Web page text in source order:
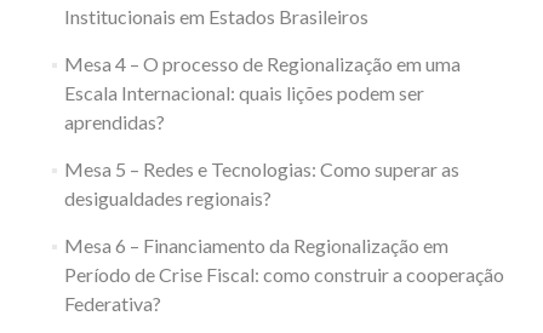
Institucionais em Estados Brasileiros
Mesa 4 – O processo de Regionalização em uma
Escala Internacional: quais lições podem ser
aprendidas?
Mesa 5 – Redes e Tecnologias: Como superar as
desigualdades regionais?
Mesa 6 – Financiamento da Regionalização em
Período de Crise Fiscal: como construir a cooperação
Federativa?